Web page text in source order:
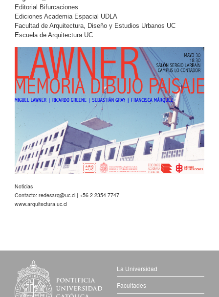
Editorial Bifurcaciones
Ediciones Academia Espacial UDLA
Facultad de Arquitectura, Diseño y Estudios Urbanos UC
Escuela de Arquitectura UC
Noticias
Contacto: redesarq@uc.cl | +56 2 2354 7747
www.arquitectura.uc.cl
La Universidad
Facultades